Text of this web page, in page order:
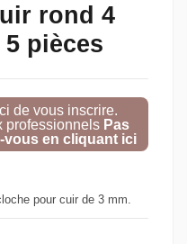
rond 4
pièces
de vous inscrire.
professionnels Pas
vous en cliquant ici
pour cuir de 3 mm.